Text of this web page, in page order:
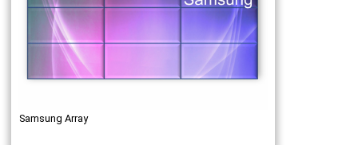
Samsung Array